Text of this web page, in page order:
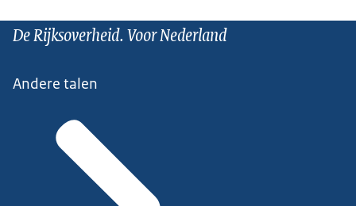
De Rijksoverheid. Voor Nederland
Andere talen